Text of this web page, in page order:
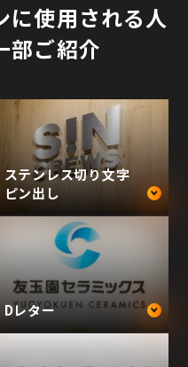
に使用される人
部ご紹介
ステンレス切り文字
ピン出し
Dレター